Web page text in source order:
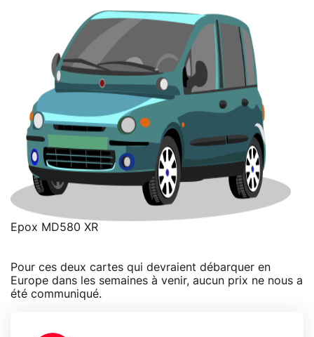
Epox MD580 XR
Pour ces deux cartes qui devraient débarquer en
Europe dans les semaines à venir, aucun prix ne nous a
été communiqué.